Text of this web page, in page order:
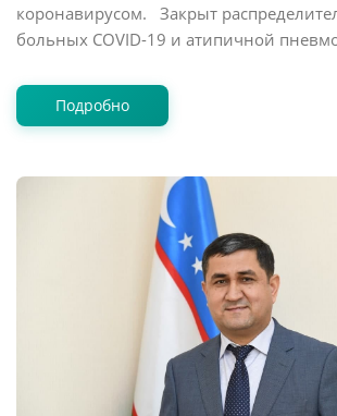
коронавирусом. Закрыт
больных COVID-19 и атипичной
Подробно